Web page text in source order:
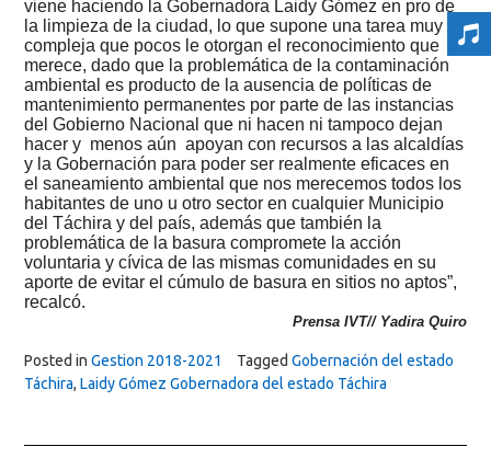
viene haciendo la Gobernadora Laidy Gómez en pro de
la limpieza de la ciudad, lo que supone una tarea muy
compleja que pocos le otorgan el reconocimiento que
merece, dado que la problemática de la contaminación
ambiental es producto de la ausencia de políticas de
mantenimiento permanentes por parte de las instancias
del Gobierno Nacional que ni hacen ni tampoco dejan
hacer y menos aún apoyan con recursos a las alcaldías
y la Gobernación para poder ser realmente eficaces en
el saneamiento ambiental que nos merecemos todos los
habitantes de uno u otro sector en cualquier Municipio
del Táchira y del país, además que también la
problemática de la basura compromete la acción
voluntaria y cívica de las mismas comunidades en su
aporte de evitar el cúmulo de basura en sitios no aptos”,
recalcó.
Prensa IVT// Yadira Quiro
Posted in Gestion 2018-2021 Tagged Gobernación del estado
Táchira, Laidy Gómez Gobernadora del estado Táchira